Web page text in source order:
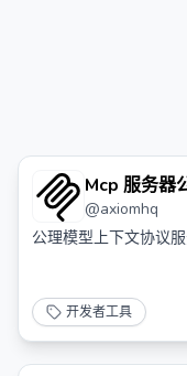
Mcp 服务器
@axiomhq
公理模型上下文协议
开发者工具